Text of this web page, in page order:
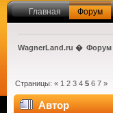
Главная Форум
WagnerLand.ru � Форум
Страницы:« 1 2 3 4 5 6 7 »
Автор